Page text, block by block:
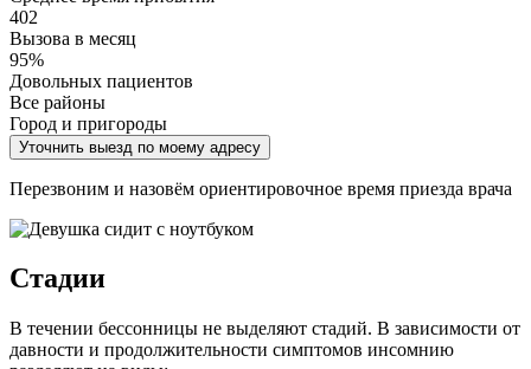
402
Вызова в месяц
95%
Довольных пациентов
Все районы
Город и пригороды
Уточнить выезд по моему адресу
Перезвоним и назовём ориентировочное время приезда врача
Стадии
В течении бессонницы не выделяют стадий. В зависимости от
давности и продолжительности симптомов инсомнию